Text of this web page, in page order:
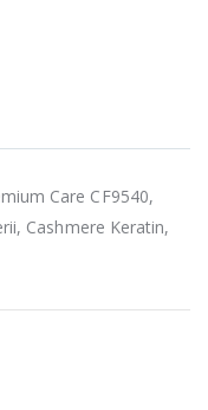
Care CF9540,
Cashmere Keratin,
Heinner ...
bucatarie